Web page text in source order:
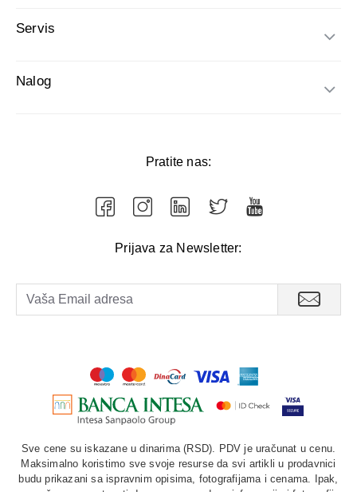
Servis
Nalog
Pratite nas:
Prijava za Newsletter:
Sve cene su iskazane u dinarima (RSD). PDV je uračunat u cenu.
Maksimalno koristimo sve svoje resurse da svi artikli u prodavnici
budu prikazani sa ispravnim opisima, fotografijama i cenama. Ipak,